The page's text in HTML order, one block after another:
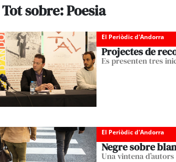
Tot sobre: Poesia
El Periòdic d'Andorra
Projectes de
Es presenten tres
El Periòdic d'Andorra
Negre sobre
Una vintena